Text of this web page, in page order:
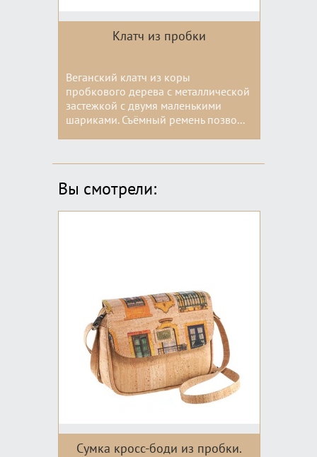
Клатч из пробки
Веганский клатч из коры
пробкового дерева с металлической
застежкой с двумя маленькими
шариками. Съёмный ремень позво...
Цвета:
Вы смотрели:
Сумка кросс-боди из пробки.